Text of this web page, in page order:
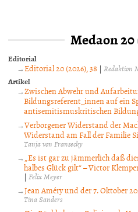
Medaon 20
Editorial
Editorial 20 (2026), 38 |Redaktion
Artikel
Zwischen Abwehr und
Bildungsreferent_innen auf ein
antisemitismuskritischen
Verborgener Widerstand der
Widerstand am Fall der Familie
Tanja von Fransecky
„Es ist gar zu jämmerlich daß
halbes Glück gilt“ – Victor
| Felix Meyer
Jean Améry und der 7. Oktober
Tina Sanders